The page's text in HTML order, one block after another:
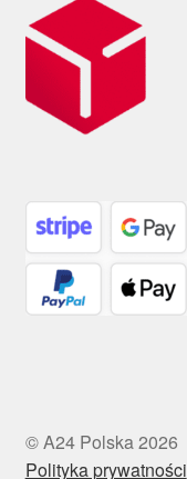
© A24 Polska 2026
Polityka prywatności